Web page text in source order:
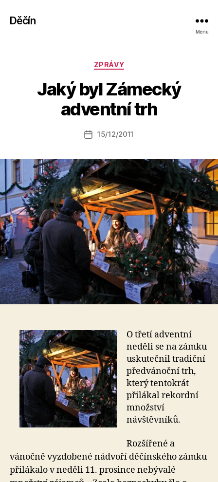
Děčín
Menu
Rubriky
ZPRÁVY
Jaký byl Zámecký
adventní trh
Autor
příspěvku
u
t
a
Datum
15/12/2011
O třetí adventní
neděli se na zámku
uskutečnil tradiční
předvánoční trh,
který tentokrát
přilákal rekordní
množství
návštěvníků.
Rozšířené a
vánočně vyzdobené nádvoří děčínského zámku
přilákalo v neděli 11. prosince nebývalé